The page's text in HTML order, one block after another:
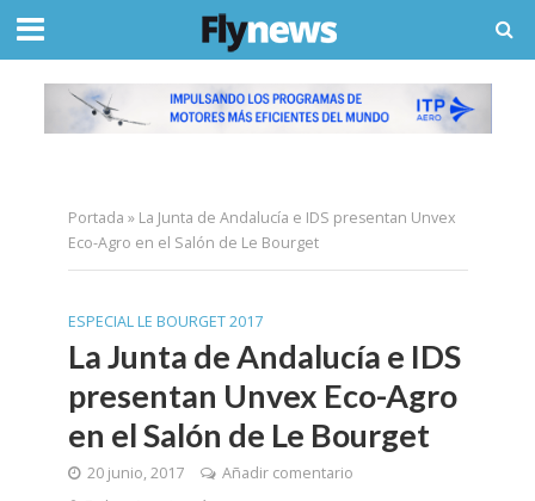
Portada » La Junta de Andalucía e IDS presentan Unvex
Eco-Agro en el Salón de Le Bourget
ESPECIAL LE BOURGET 2017
La Junta de Andalucía e IDS
presentan Unvex Eco-Agro
en el Salón de Le Bourget
20 junio, 2017
Añadir comentario